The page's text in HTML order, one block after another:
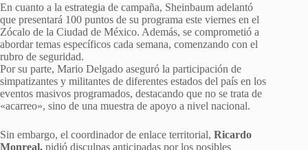
En cuanto a la estrategia de campaña, Sheinbaum adelantó
que presentará 100 puntos de su programa este viernes en el
Zócalo de la Ciudad de México. Además, se comprometió a
abordar temas específicos cada semana, comenzando con el
rubro de seguridad.
Por su parte, Mario Delgado aseguró la participación de
simpatizantes y militantes de diferentes estados del país en los
eventos masivos programados, destacando que no se trata de
«acarreo», sino de una muestra de apoyo a nivel nacional.
Sin embargo, el coordinador de enlace territorial, Ricardo
Monreal, pidió disculpas anticipadas por los posibles